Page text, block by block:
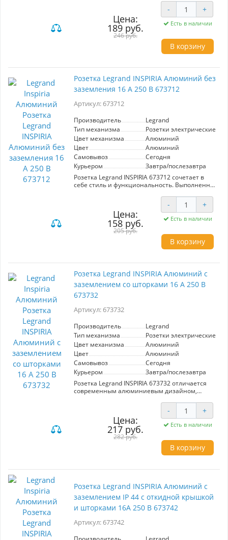
Изготовленная из высококачественных
материалов, она выдерживает нагрузку до 16
А при напряжении 250 В. Элегантный цвет
слоновой кости гармонично впишется в
любой интерьер. Идеальное решение для тех,
кто ценит стиль и функциональность.
Цена:
189 руб.
246 руб.
- +
Есть в наличии
В корзину
Розетка Legrand INSPIRIA Алюминий без
заземления 16 А 250 В 673712
Артикул: 673712
Производитель
Legrand
Тип механизма
Розетки электрические
Цвет механизма
Алюминий
Цвет
Алюминий
Самовывоз
Сегодня
Курьером
Завтра/послезавтра
Розетка Legrand INSPIRIA 673712 сочетает в
себе стиль и функциональность. Выполненная
идеально впишется в современный интерьер.
Расчитана на ток до 16 А и напряжение 250 В,
эта розетка обеспечивает надежное
подключение без заземления. Надежность и
качество от Legrand делают ее отличным
выбором для вашего дома или офиса.
Цена:
158 руб.
205 руб.
- +
Есть в наличии
В корзину
Розетка Legrand INSPIRIA Алюминий с
заземлением со шторками 16 А 250 В
673732
Артикул: 673732
Производитель
Legrand
Тип механизма
Розетки электрические
Цвет механизма
Алюминий
Цвет
Алюминий
Самовывоз
Сегодня
Курьером
Завтра/послезавтра
Розетка Legrand INSPIRIA 673732 отличается
современным алюминиевым дизайном,
интерьеру. Оснащена заземлением и
защитными шторками, что гарантирует
безопасность использования. Поддерживает
ток до 16 А и напряжение 250 В, идеально
подходит для бытового применения.
Цена:
217 руб.
282 руб.
- +
Есть в наличии
В корзину
Розетка Legrand INSPIRIA Алюминий с
заземлением IP 44 с откидной крышкой
и шторками 16А 250 В 673742
Артикул: 673742